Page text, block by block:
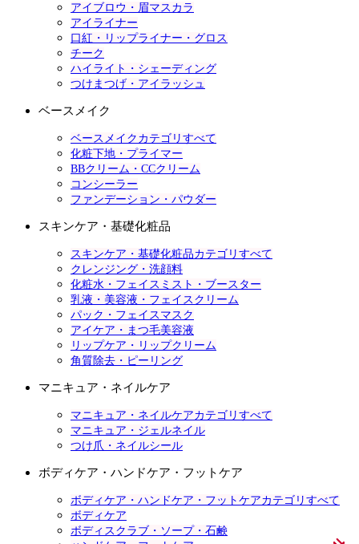
アイブロウ・眉マスカラ
アイライナー
口紅・リップライナー・グロス
チーク
ハイライト・シェーディング
つけまつげ・アイラッシュ
ベースメイク
ベースメイクカテゴリすべて
化粧下地・プライマー
BBクリーム・CCクリーム
コンシーラー
ファンデーション・パウダー
スキンケア・基礎化粧品
スキンケア・基礎化粧品カテゴリすべて
クレンジング・洗顔料
化粧水・フェイスミスト・ブースター
乳液・美容液・フェイスクリーム
パック・フェイスマスク
アイケア・まつ毛美容液
リップケア・リップクリーム
角質除去・ピーリング
マニキュア・ネイルケア
マニキュア・ネイルケアカテゴリすべて
マニキュア・ジェルネイル
つけ爪・ネイルシール
ボディケア・ハンドケア・フットケア
ボディケア・ハンドケア・フットケアカテゴリすべて
ボディケア
ボディスクラブ・ソープ・石鹸